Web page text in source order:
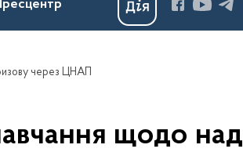
через ЦНАП
щодо